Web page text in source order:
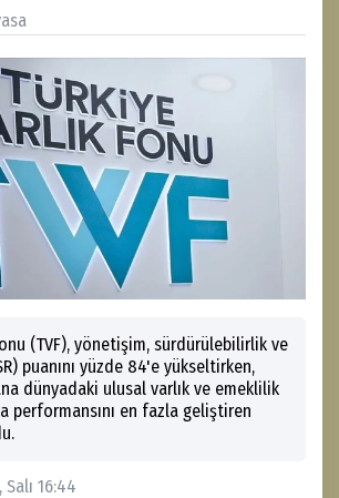
(TVF), yönetişim, sürdürülebilirlik ve
puanını yüzde 84'e yükseltirken,
dünyadaki ulusal varlık ve emeklilik
performansını en fazla geliştiren
16:44